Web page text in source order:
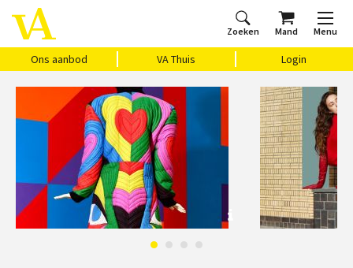
Zoeken Mand Menu
Ons aanbod VA Thuis Login
Home
Ons aanbod
Agenda
VAthuis
Over ons
Vragen?
Cadeaubon